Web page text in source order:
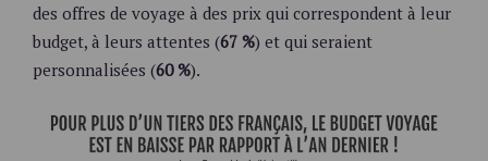
des offres de voyage à des prix qui correspondent à leur
budget, à leurs attentes (67 %) et qui seraient
personnalisées (60 %).